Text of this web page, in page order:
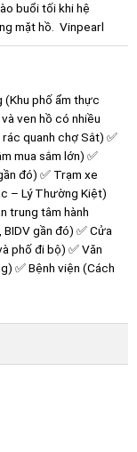
buổi tối khi hệ
mặt hồ. ​ Vinpearl
(Khu phố ẩm thực
ven hồ có nhiều
quanh chợ Sắt) ✅
mua sắm lớn) ✅
đó) ✅ Trạm xe
– Lý Thường Kiệt)
trung tâm hành
gần đó) ✅ Cửa
phố đi bộ) ✅ Văn
✅ Bệnh viện (Cách